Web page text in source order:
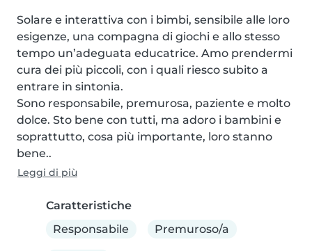
Solare e interattiva con i bimbi, sensibile alle loro
esigenze, una compagna di giochi e allo stesso
tempo un’adeguata educatrice. Amo prendermi
cura dei più piccoli, con i quali riesco subito a
entrare in sintonia.
Sono responsabile, premurosa, paziente e molto
dolce. Sto bene con tutti, ma adoro i bambini e
soprattutto, cosa più importante, loro stanno
bene..
Leggi di più
Caratteristiche
Responsabile
Premuroso/a